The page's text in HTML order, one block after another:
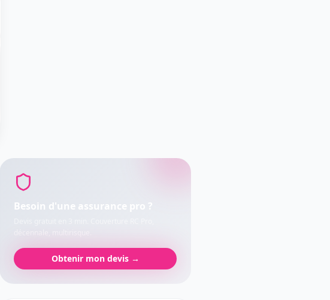
Besoin d'une assurance pro ?
Obtenir mon devis →